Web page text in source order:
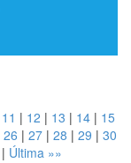
11 | 12 | 13 | 14 | 15
26 | 27 | 28 | 29 | 30
| Última »»